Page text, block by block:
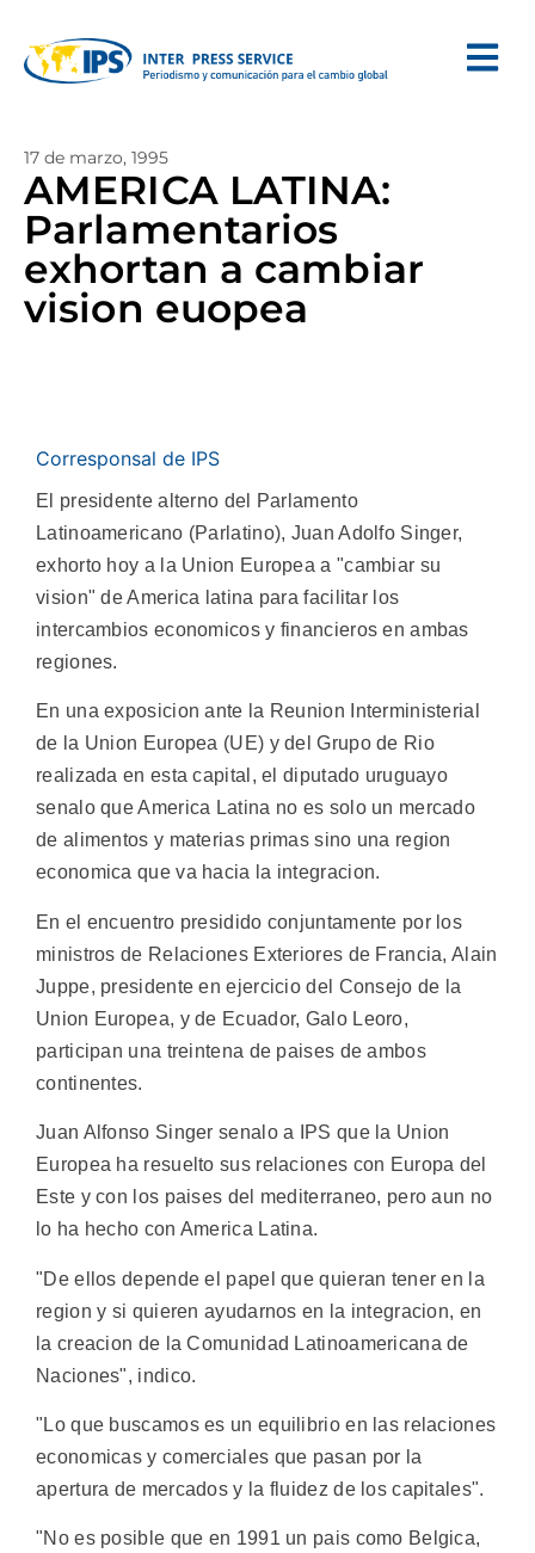
17 de marzo, 1995
AMERICA LATINA:
Parlamentarios
exhortan a cambiar
vision euopea
Corresponsal de IPS
El presidente alterno del Parlamento
Latinoamericano (Parlatino), Juan Adolfo Singer,
exhorto hoy a la Union Europea a "cambiar su
vision" de America latina para facilitar los
intercambios economicos y financieros en ambas
regiones.
En una exposicion ante la Reunion Interministerial
de la Union Europea (UE) y del Grupo de Rio
realizada en esta capital, el diputado uruguayo
senalo que America Latina no es solo un mercado
de alimentos y materias primas sino una region
economica que va hacia la integracion.
En el encuentro presidido conjuntamente por los
ministros de Relaciones Exteriores de Francia, Alain
Juppe, presidente en ejercicio del Consejo de la
Union Europea, y de Ecuador, Galo Leoro,
participan una treintena de paises de ambos
continentes.
Juan Alfonso Singer senalo a IPS que la Union
Europea ha resuelto sus relaciones con Europa del
Este y con los paises del mediterraneo, pero aun no
lo ha hecho con America Latina.
"De ellos depende el papel que quieran tener en la
region y si quieren ayudarnos en la integracion, en
la creacion de la Comunidad Latinoamericana de
Naciones", indico.
"Lo que buscamos es un equilibrio en las relaciones
economicas y comerciales que pasan por la
apertura de mercados y la fluidez de los capitales".
"No es posible que en 1991 un pais como Belgica,